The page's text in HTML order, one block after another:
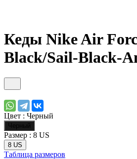
Кеды Nike Air
Black/Sail-Black-
Цвет : Черный
Черный
Размер : 8 US
8 US
Таблица размеров